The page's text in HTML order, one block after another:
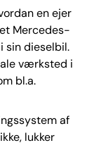
en ejer
Mercedes-
sin dieselbil.
værksted i
bl.a.
af
lukker